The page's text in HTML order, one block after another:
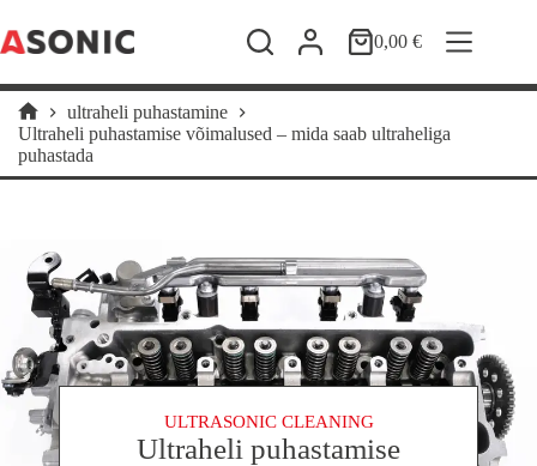
to
content
Shopping
0,00€
Home
ultraheli puhastamine
Ultraheli puhastamise võimalused – mida saab ultraheliga
puhastada
ULTRASONIC CLEANING
Ultraheli puhastamise